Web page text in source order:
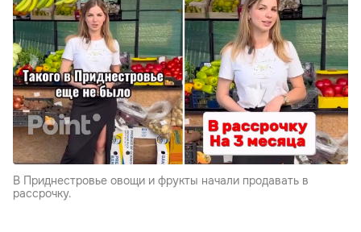
В Приднестровье овощи и фрукты начали продавать в
рассрочку.